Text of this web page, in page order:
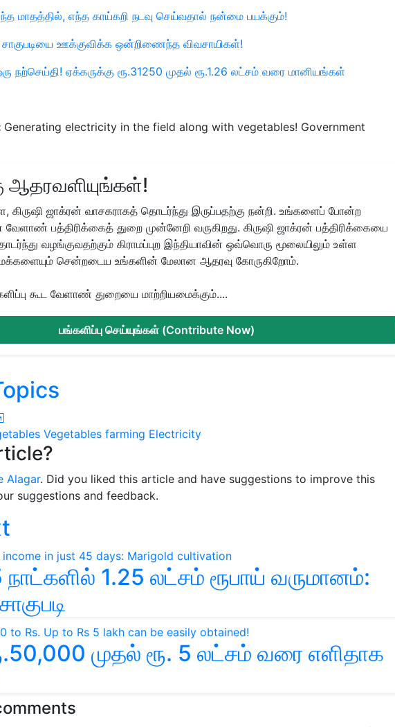
எந்த மாதத்தில், எந்த காய்கறி நடவு செய்வதால் நன்மை பயக்கும்!
சாகுபடியை ஊக்குவிக்க ஒன்றிணைந்த விவசாயிகள்!
நற்செய்தி! ஏக்கருக்கு ரூ.31250 முதல் ரூ.1.26 லட்சம் வரை மானியங்கள்
Generating electricity in the field along with vegetables! Government
ஆதரவளியுங்கள்!
கிருஷி ஜாக்ரன் வாசகராகத் தொடர்ந்து இருப்பதற்கு நன்றி. உங்களைப் போன்ற
பத்திரிக்கைத் துறை முன்னேறி வருகிறது. கிருஷி ஜாக்ரன் பத்திரிக்கையை
வழங்குவதற்கும் கிராமப்புற இந்தியாவின் ஒவ்வொரு மூலையிலும் உள்ள
மக்களையும் சென்றடைய உங்களின் மேலான ஆதரவு கோருகிறோம்.
கூட வேளாண் துறையை மாற்றியமைக்கும்....
பங்களிப்பு செய்யுங்கள் (Contribute Now)
Vegetables farming Electricity
Alagar. Did you liked this article and have suggestions to improve this
suggestions and feedback.
1.25 லட்சம் ரூபாய் வருமானம்:
முதல் ரூ. 5 லட்சம் வரை எளிதாக